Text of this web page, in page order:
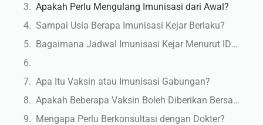
Apakah Perlu Mengulang Imunisasi dari Awal?
Sampai Usia Berapa Imunisasi Kejar Berlaku?
Bagaimana Jadwal Imunisasi Kejar Menurut IDAI?
Apa Itu Vaksin atau Imunisasi Gabungan?
Apakah Beberapa Vaksin Boleh Diberikan Bersamaan?
Mengapa Perlu Berkonsultasi dengan Dokter?